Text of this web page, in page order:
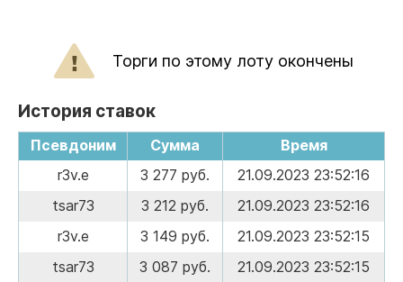
Торги по этому лоту окончены
История ставок
Псевдоним Сумма
Время
r3v.e
3 277 руб.
21.09.2023 23:52:16
tsar73
3 212 руб.
21.09.2023 23:52:16
r3v.e
3 149 руб.
21.09.2023 23:52:15
tsar73
3 087 руб.
21.09.2023 23:52:15